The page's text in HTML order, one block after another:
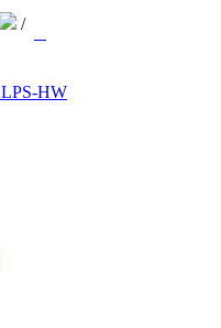
/